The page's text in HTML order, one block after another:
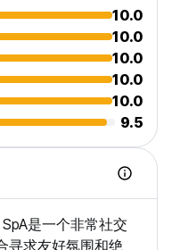
10.0
10.0
10.0
10.0
10.0
9.5
是一个非常社交
寻求友好氛围和绝